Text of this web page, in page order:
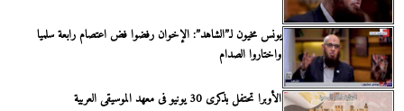
يونس مخيون لـ”الشاهد”: الإخوان رفضوا فض اعتصام رابعة سلميا
واختاروا الصدام
الأوبرا تحتفل بذكرى 30 يونيو فى معهد الموسيقى العربية